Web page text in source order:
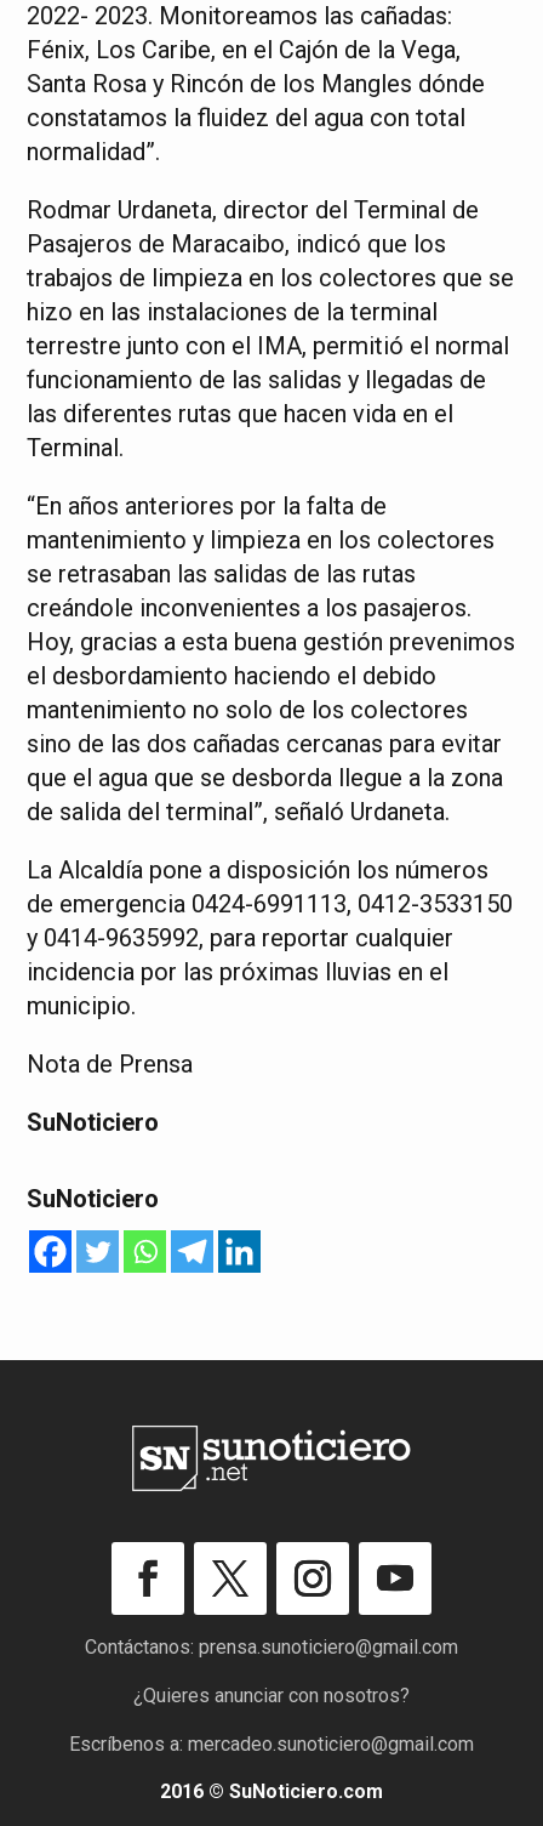
2022- 2023. Monitoreamos las cañadas:
Fénix, Los Caribe, en el Cajón de la Vega,
Santa Rosa y Rincón de los Mangles dónde
constatamos la fluidez del agua con total
normalidad”.
Rodmar Urdaneta, director del Terminal de
Pasajeros de Maracaibo, indicó que los
trabajos de limpieza en los colectores que se
hizo en las instalaciones de la terminal
terrestre junto con el IMA, permitió el normal
funcionamiento de las salidas y llegadas de
las diferentes rutas que hacen vida en el
Terminal.
“En años anteriores por la falta de
mantenimiento y limpieza en los colectores
se retrasaban las salidas de las rutas
creándole inconvenientes a los pasajeros.
Hoy, gracias a esta buena gestión prevenimos
el desbordamiento haciendo el debido
mantenimiento no solo de los colectores
sino de las dos cañadas cercanas para evitar
que el agua que se desborda llegue a la zona
de salida del terminal”, señaló Urdaneta.
La Alcaldía pone a disposición los números
de emergencia 0424-6991113, 0412-3533150
y 0414-9635992, para reportar cualquier
incidencia por las próximas lluvias en el
municipio.
Nota de Prensa
SuNoticiero
SuNoticiero
Contáctanos: prensa.sunoticiero@gmail.com
¿Quieres anunciar con nosotros?
Escríbenos a: mercadeo.sunoticiero@gmail.com
2016 © SuNoticiero.com